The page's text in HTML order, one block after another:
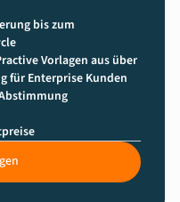
bis zum
Vorlagen aus über
für Enterprise Kunden